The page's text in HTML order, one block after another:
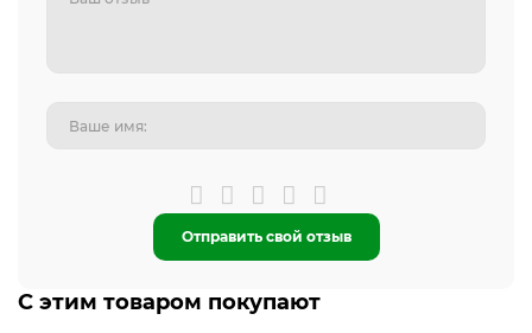
Отправить свой отзыв
С этим товаром покупают